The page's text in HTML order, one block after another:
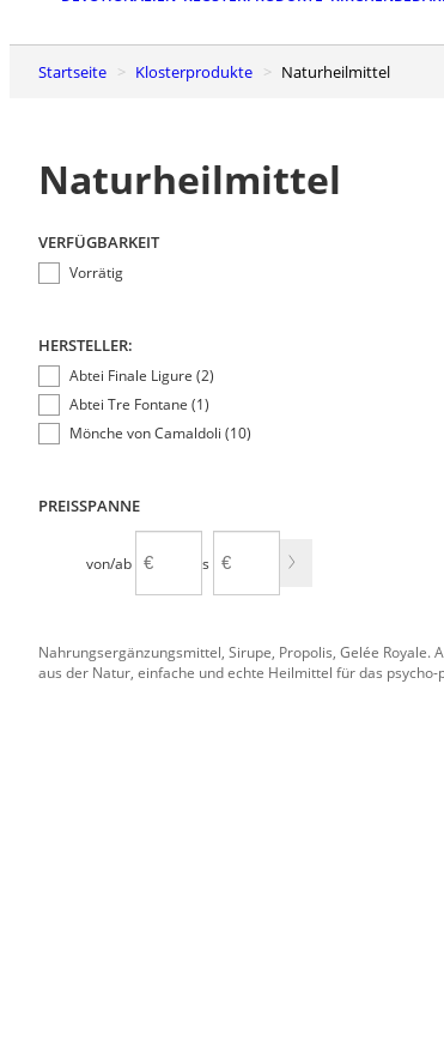
Startseite Klosterprodukte Naturheilmittel
Naturheilmittel
VERFÜGBARKEIT
Vorrätig
HERSTELLER:
Abtei Finale Ligure (2)
Abtei Tre Fontane (1)
Mönche von Camaldoli (10)
PREISSPANNE
von/ab bis
Nahrungsergänzungsmittel, Sirupe, Propolis, Gelée
aus der Natur, einfache und echte Heilmittel für das psycho-